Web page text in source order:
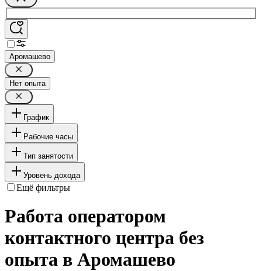
Аромашево
Нет опыта
График
Рабочие часы
Тип занятости
Уровень дохода
Ещё фильтры
Работа оператором
контактного центра без
опыта в Аромашево